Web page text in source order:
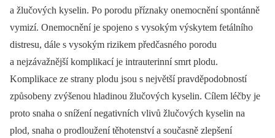
a žlučových kyselin. Po porodu příznaky onemocnění spontánně
vymizí. Onemocnění je spojeno s vysokým výskytem fetálního
distresu, dále s vysokým rizikem předčasného porodu
a nejzávažnější komplikací je intrauterinní smrt plodu.
Komplikace ze strany plodu jsou s největší pravděpodobností
způsobeny zvýšenou hladinou žlučových kyselin. Cílem léčby je
proto snaha o snížení negativních vlivů žlučových kyselin na
plod, snaha o prodloužení těhotenství a současně zlepšení